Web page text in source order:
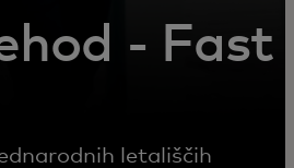
- Fast
letališčih